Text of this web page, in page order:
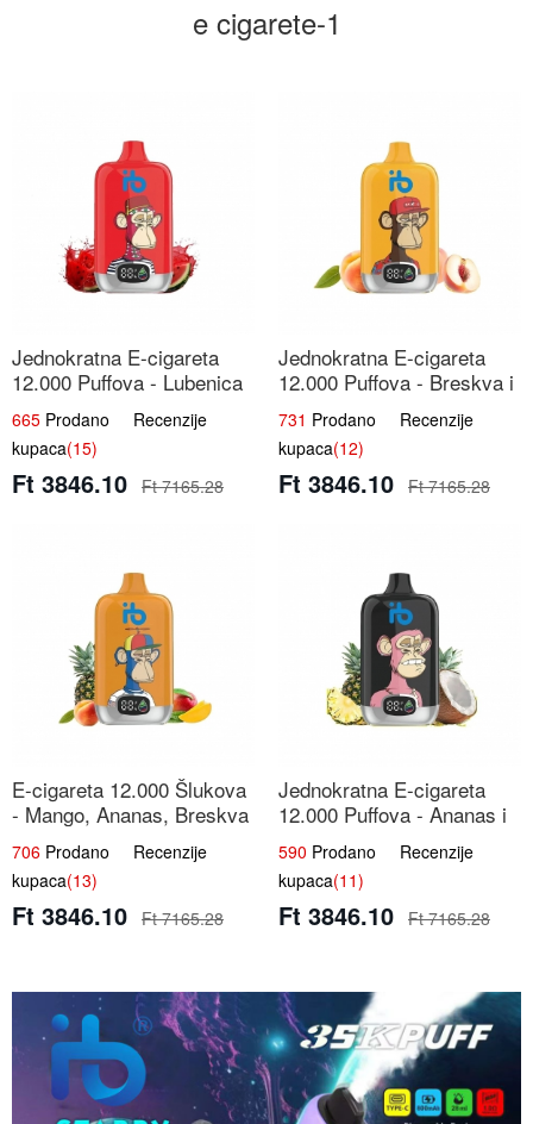
e cigarete-1
Jednokratna E-cigareta
12.000 Puffova - Lubenica
Sladoled | Ljetna Desertna
Aroma
665 Prodano Recenzije
kupaca(15)
Ft 3846.10 Ft 7165.28
Jednokratna E-cigareta
12.000 Puffova - Breskva i
Voćni Sok | Osježavajuća
Voćna Mješavina
731 Prodano Recenzije
kupaca(12)
Ft 3846.10 Ft 7165.28
E-cigareta 12.000 Šlukova
- Mango, Ananas, Breskva
| Tropska Voćna Mješavina
706 Prodano Recenzije
kupaca(13)
Ft 3846.10 Ft 7165.28
Jednokratna E-cigareta
12.000 Puffova - Ananas i
Kokos Sladoled | Tropski
Desert
590 Prodano Recenzije
kupaca(11)
Ft 3846.10 Ft 7165.28